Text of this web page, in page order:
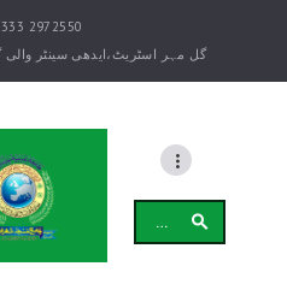
2972550
گل مہر اسٹریٹ،ایدھی سینٹر والی
for:
دروس و